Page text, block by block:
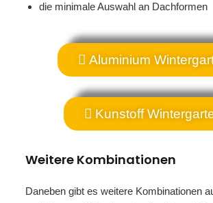
die minimale Auswahl an Dachformen
Aluminium
Kunstoff
Weitere Kombinationen
Daneben gibt es weitere Kombinationen